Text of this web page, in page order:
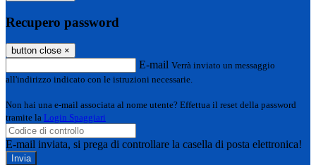
Recupero password
button close ×
E-mail Verrà inviato un messaggio
all'indirizzo indicato con le istruzioni necessarie.
Non hai una e-mail associata al nome utente? Effettua il reset della password
tramite la Login Spaggiari
E-mail inviata, si prega di controllare la casella di posta elettronica!